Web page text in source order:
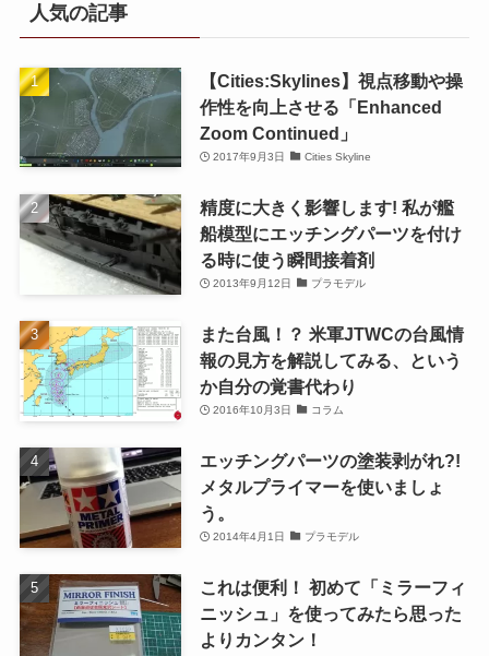
人気の記事
【Cities:Skylines】視点移動や操
作性を向上させる「Enhanced
Zoom Continued」
2017年9月3日 Cities Skyline
精度に大きく影響します! 私が艦
船模型にエッチングパーツを付け
る時に使う瞬間接着剤
2013年9月12日 プラモデル
また台風！？ 米軍JTWCの台風情
報の見方を解説してみる、という
か自分の覚書代わり
2016年10月3日 コラム
エッチングパーツの塗装剥がれ?!
メタルプライマーを使いましょ
う。
2014年4月1日 プラモデル
これは便利！ 初めて「ミラーフィ
ニッシュ」を使ってみたら思った
よりカンタン！